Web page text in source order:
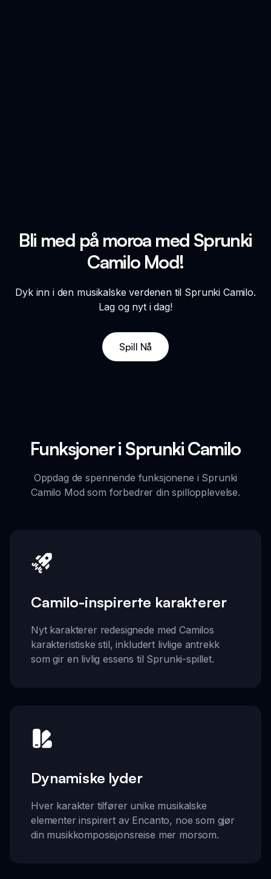
Bli med på moroa med Sprunki
Camilo Mod!
Dyk inn i den musikalske verdenen til Sprunki Camilo.
Lag og nyt i dag!
Spill Nå
Funksjoner i Sprunki Camilo
Oppdag de spennende funksjonene i Sprunki
Camilo Mod som forbedrer din spillopplevelse.
Camilo-inspirerte karakterer
Nyt karakterer redesignede med Camilos
karakteristiske stil, inkludert livlige antrekk
som gir en livlig essens til Sprunki-spillet.
Dynamiske lyder
Hver karakter tilfører unike musikalske
elementer inspirert av Encanto, noe som gjør
din musikkomposisjonsreise mer morsom.